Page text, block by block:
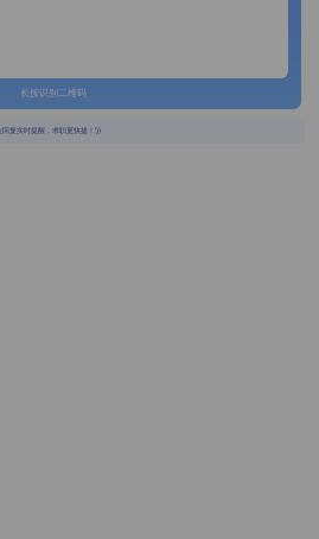
长按识别二维码
复实时提醒，求职更快捷！'}}